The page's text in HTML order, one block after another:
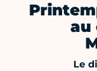
au
Le